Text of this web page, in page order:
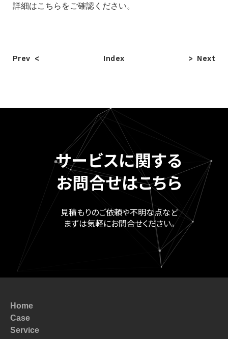
詳細はこちら をご確認ください。
Prev Index Next
サービスに関する
お問合せはこちら
見積もりのご依頼や不明な点など
まずは気軽にお問合せください。
Home
Case
Service